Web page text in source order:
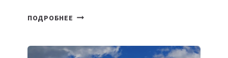
ПОДРОБНЕЕ В
ПРИОРИТЕТНЫЕ